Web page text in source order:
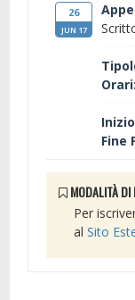
26
JUN 17
Orari:
Fine
MODALITÀ DI
Per
al Sito